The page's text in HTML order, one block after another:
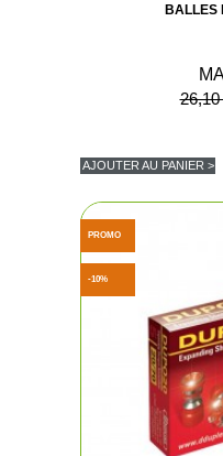
BALLES
26,10
AJOUTER AU PANIER >
PROMO
-10%